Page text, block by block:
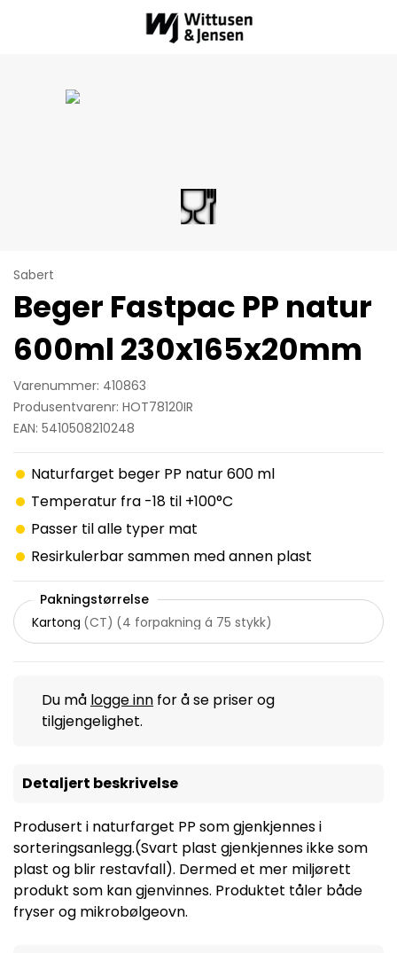
Sabert
Beger Fastpac PP natur
600ml 230x165x20mm
Varenummer: 410863
Produsentvarenr: HOT78120IR
EAN: 5410508210248
Naturfarget beger PP natur 600 ml
Temperatur fra -18 til +100°C
Passer til alle typer mat
Resirkulerbar sammen med annen plast
Pakningstørrelse
Kartong (CT) (4 forpakning á 75 stykk)
Du må logge inn for å se priser og
tilgjengelighet.
Detaljert beskrivelse
Produsert i naturfarget PP som gjenkjennes i
sorteringsanlegg.(Svart plast gjenkjennes ikke som
plast og blir restavfall). Dermed et mer miljørett
produkt som kan gjenvinnes. Produktet tåler både
fryser og mikrobølgeovn.